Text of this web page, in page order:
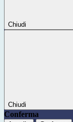
Chiudi
Chiudi
Conferma